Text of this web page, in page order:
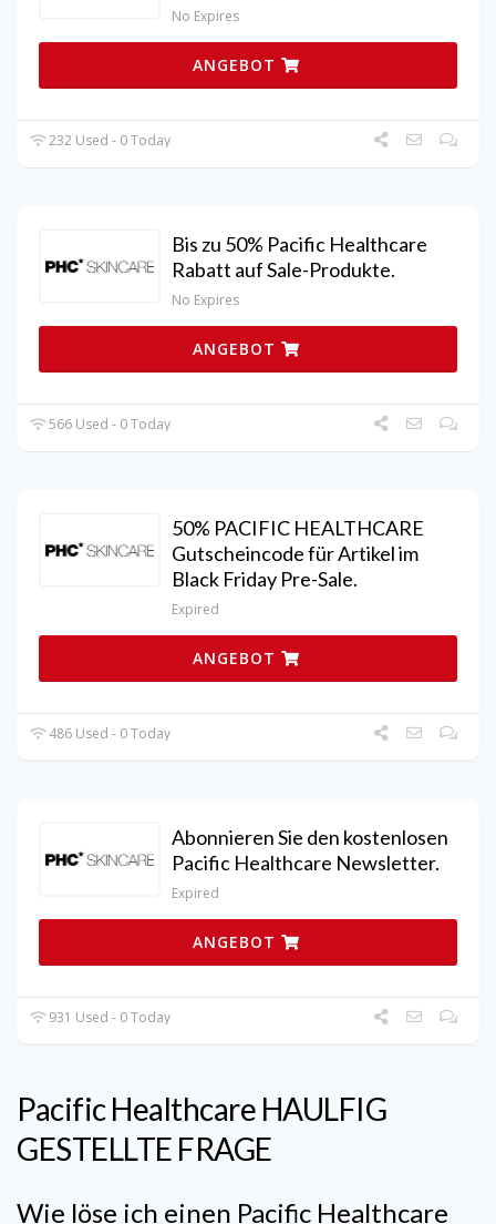
No Expires
ANGEBOT
232 Used - 0 Today
Bis zu 50% Pacific Healthcare
Rabatt auf Sale-Produkte.
No Expires
ANGEBOT
566 Used - 0 Today
50% PACIFIC HEALTHCARE
Gutscheincode für Artikel im
Black Friday Pre-Sale.
Expired
ANGEBOT
486 Used - 0 Today
Abonnieren Sie den kostenlosen
Pacific Healthcare Newsletter.
Expired
ANGEBOT
931 Used - 0 Today
Pacific Healthcare HAULFIG
GESTELLTE FRAGE
Wie löse ich einen Pacific Healthcare